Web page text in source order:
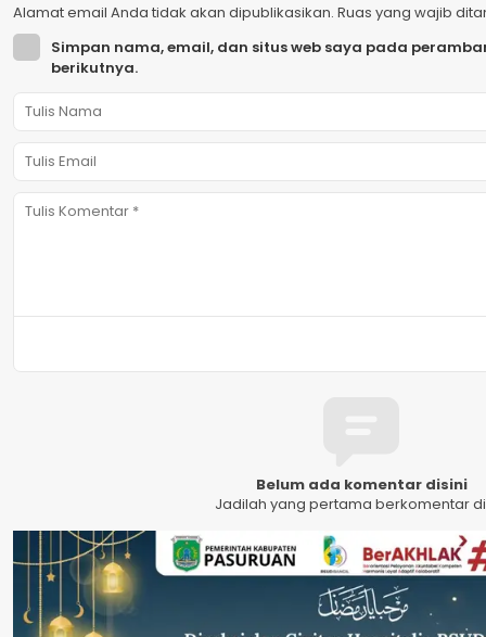
Alamat email Anda tidak akan dipublikasikan. Ruas yang wajib
Simpan nama, email, dan situs web saya pada
berikutnya.
Belum ada komentar disini
Jadilah yang pertama berkomentar